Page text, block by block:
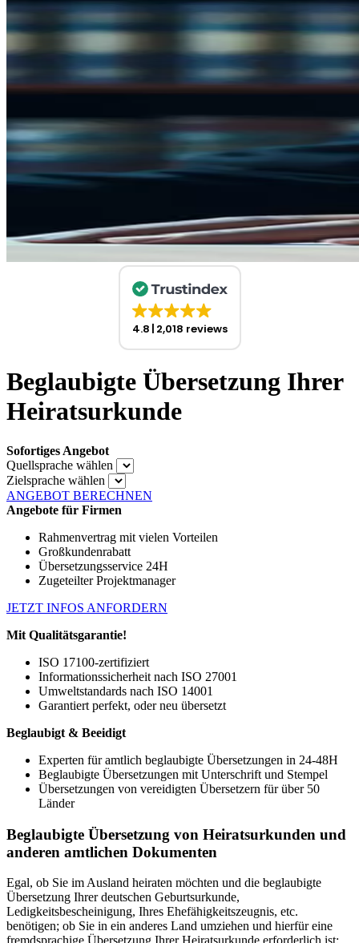
4.8 2,018 reviews
Beglaubigte Übersetzung Ihrer
Heiratsurkunde
Sofortiges Angebot
Quellsprache wählen
Zielsprache wählen
ANGEBOT BERECHNEN
Angebote für Firmen
Rahmenvertrag mit vielen Vorteilen
Großkundenrabatt
Übersetzungsservice 24H
Zugeteilter Projektmanager
JETZT INFOS ANFORDERN
Mit Qualitätsgarantie!
ISO 17100-zertifiziert
Informationssicherheit nach ISO 27001
Umweltstandards nach ISO 14001
Garantiert perfekt, oder neu übersetzt
Beglaubigt & Beeidigt
Experten für amtlich beglaubigte Übersetzungen in 24-48H
Beglaubigte Übersetzungen mit Unterschrift und Stempel
Übersetzungen von vereidigten Übersetzern für über 50
Länder
Beglaubigte Übersetzung von Heiratsurkunden und
anderen amtlichen Dokumenten
Egal, ob Sie im Ausland heiraten möchten und die beglaubigte
Übersetzung Ihrer deutschen Geburtsurkunde,
Ledigkeitsbescheinigung, Ihres Ehefähigkeitszeugnis, etc.
benötigen; ob Sie in ein anderes Land umziehen und hierfür eine